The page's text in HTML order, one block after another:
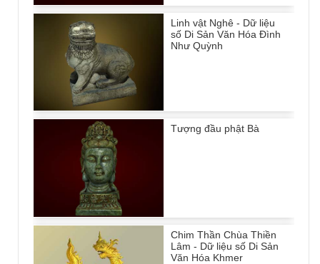
Linh vật Nghê - Dữ liệu
số Di Sản Văn Hóa Đình
Như Quỳnh
Tượng đầu phật Bà
Chim Thần Chùa Thiền
Lâm - Dữ liệu số Di Sản
Văn Hóa Khmer